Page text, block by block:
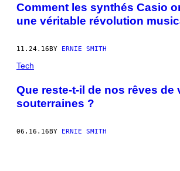
Comment les synthés Casio
une véritable révolution
11.24.16BY ERNIE SMITH
Tech
Que reste-t-il de nos rêves de
souterraines ?
06.16.16BY ERNIE SMITH